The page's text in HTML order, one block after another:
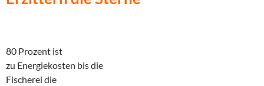
80 Prozent ist
zu Energiekosten bis die
Fischerei die